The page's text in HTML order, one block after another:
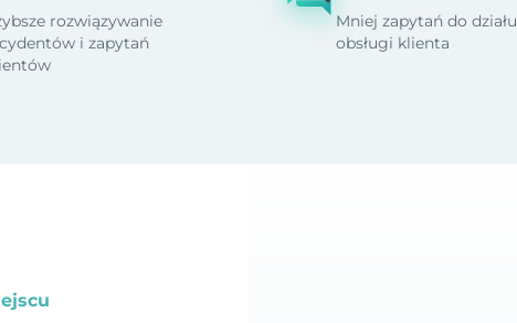
rozwiązywanie
i zapytań
Mniej zapytań do działu
obsługi klienta